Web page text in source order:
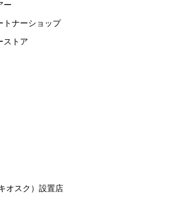
ー
トナーショップ
ストア
オスク）設置店